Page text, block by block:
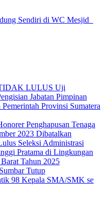
Sendiri di WC Mesjid
TIDAK LULUS Uji
Jabatan Pimpinan
Provinsi Sumatera
Penghapusan Tenaga
2023 Dibatalkan
Seleksi Administrasi
Pratama di Lingkungan
Tahun 2025
Tutup
98 Kepala SMA/SMK se